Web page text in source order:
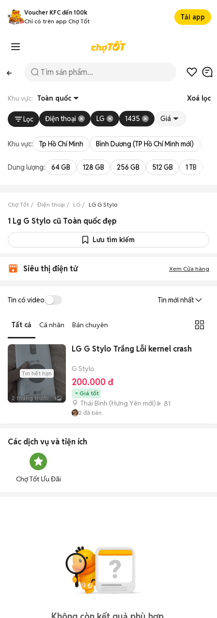
Voucher KFC đến 100k
Chỉ có trên app Chợ Tốt
Tải app
Khu vực: Toàn quốc Xoá lọc
Lọc Điện thoại LG 1435 Giá
Khu vực: Tp Hồ Chí Minh Bình Dương (TP Hồ Chí Minh mới)
Dung lượng: 64 GB 128 GB 256 GB 512 GB 1 TB
Chợ Tốt Điện thoại LG LG G Stylo
1 Lg G Stylo cũ Toàn quốc đẹp
Lưu tìm kiếm
Siêu thị điện tử Xem Cửa hàng
Tin có video Tin mới nhất
Tất cả Cá nhân Bán chuyên
Tin hết hạn
2 tháng trước 1
LG G Stylo Trắng Lỗi kernel crash
G Stylo
200.000 đ
Giá tốt
Thái Bình (Hưng Yên mới) 81
2 đã bán
Các dịch vụ và tiện ích
Chợ Tốt Ưu Đãi